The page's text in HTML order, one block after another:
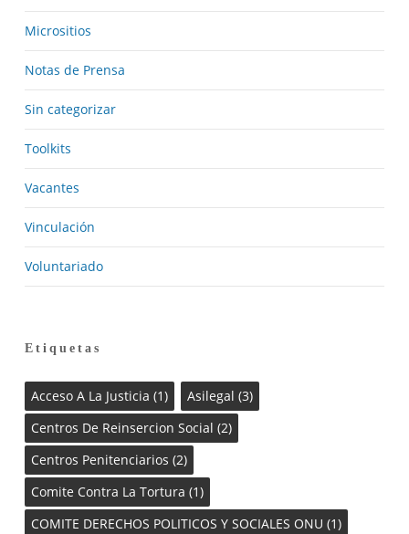
Micrositios
Notas de Prensa
Sin categorizar
Toolkits
Vacantes
Vinculación
Voluntariado
Etiquetas
Acceso A La Justicia (1) Asilegal (3)
Centros De Reinsercion Social (2)
Centros Penitenciarios (2)
Comite Contra La Tortura (1)
COMITE DERECHOS POLITICOS Y SOCIALES ONU (1)